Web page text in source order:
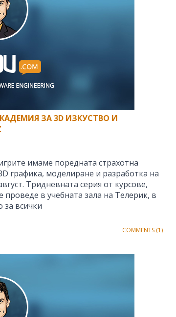
ЗА 3D ИЗКУСТВО И
имаме поредната страхотна
графика, моделиране и разработка на
Тридневната серия от курсове,
проведе в учебната зала на Телерик, в
за всички
COMMENTS (1)